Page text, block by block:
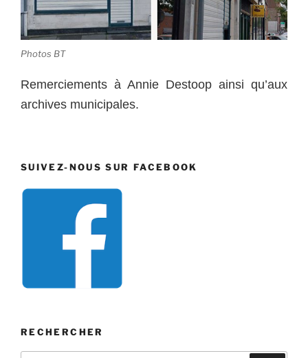
Photos BT
Remerciements à Annie Destoop ainsi qu’aux
archives municipales.
SUIVEZ-NOUS SUR FACEBOOK
RECHERCHER